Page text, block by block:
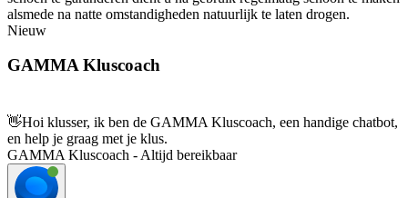
alsmede na natte omstandigheden natuurlijk te laten drogen.
Nieuw
GAMMA Kluscoach
👋Hoi klusser, ik ben de GAMMA Kluscoach, een handige chatbot,
en help je graag met je klus.
GAMMA Kluscoach - Altijd bereikbaar